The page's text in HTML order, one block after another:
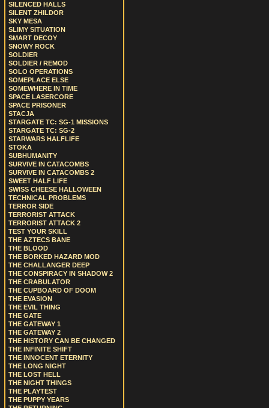
SILENCED HALLS
SILENT ZHILDOR
SKY MESA
SLIMY SITUATION
SMART DECOY
SNOWY ROCK
SOLDIER
SOLDIER / REMOD
SOLO OPERATIONS
SOMEPLACE ELSE
SOMEWHERE IN TIME
SPACE LASERCORE
SPACE PRISONER
STACJA
STARGATE TC: SG-1 MISSIONS
STARGATE TC: SG-2
STARWARS HALFLIFE
STOKA
SUBHUMANITY
SURVIVE IN CATACOMBS
SURVIVE IN CATACOMBS 2
SWEET HALF LIFE
SWISS CHEESE HALLOWEEN
TECHNICAL PROBLEMS
TERROR SIDE
TERRORIST ATTACK
TERRORIST ATTACK 2
TEST YOUR SKILL
THE AZTECS BANE
THE BLOOD
THE BORKED HAZARD MOD
THE CHALLANGER DEEP
THE CONSPIRACY IN SHADOW 2
THE CRABULATOR
THE CUPBOARD OF DOOM
THE EVASION
THE EVIL THING
THE GATE
THE GATEWAY 1
THE GATEWAY 2
THE HISTORY CAN BE CHANGED
THE INFINITE SHIFT
THE INNOCENT ETERNITY
THE LONG NIGHT
THE LOST HELL
THE NIGHT THINGS
THE PLAYTEST
THE PUPPY YEARS